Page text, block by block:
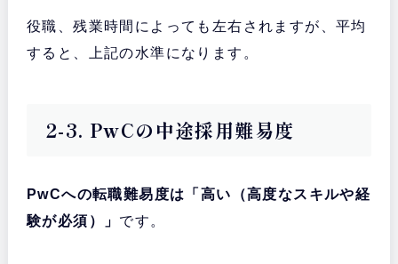
役職、残業時間によっても左右されますが、平均
すると、上記の水準になります。
2-3. PwCの中途採用難易度
PwCへの転職難易度は「高い（高度なスキルや経
験が必須）」 です。